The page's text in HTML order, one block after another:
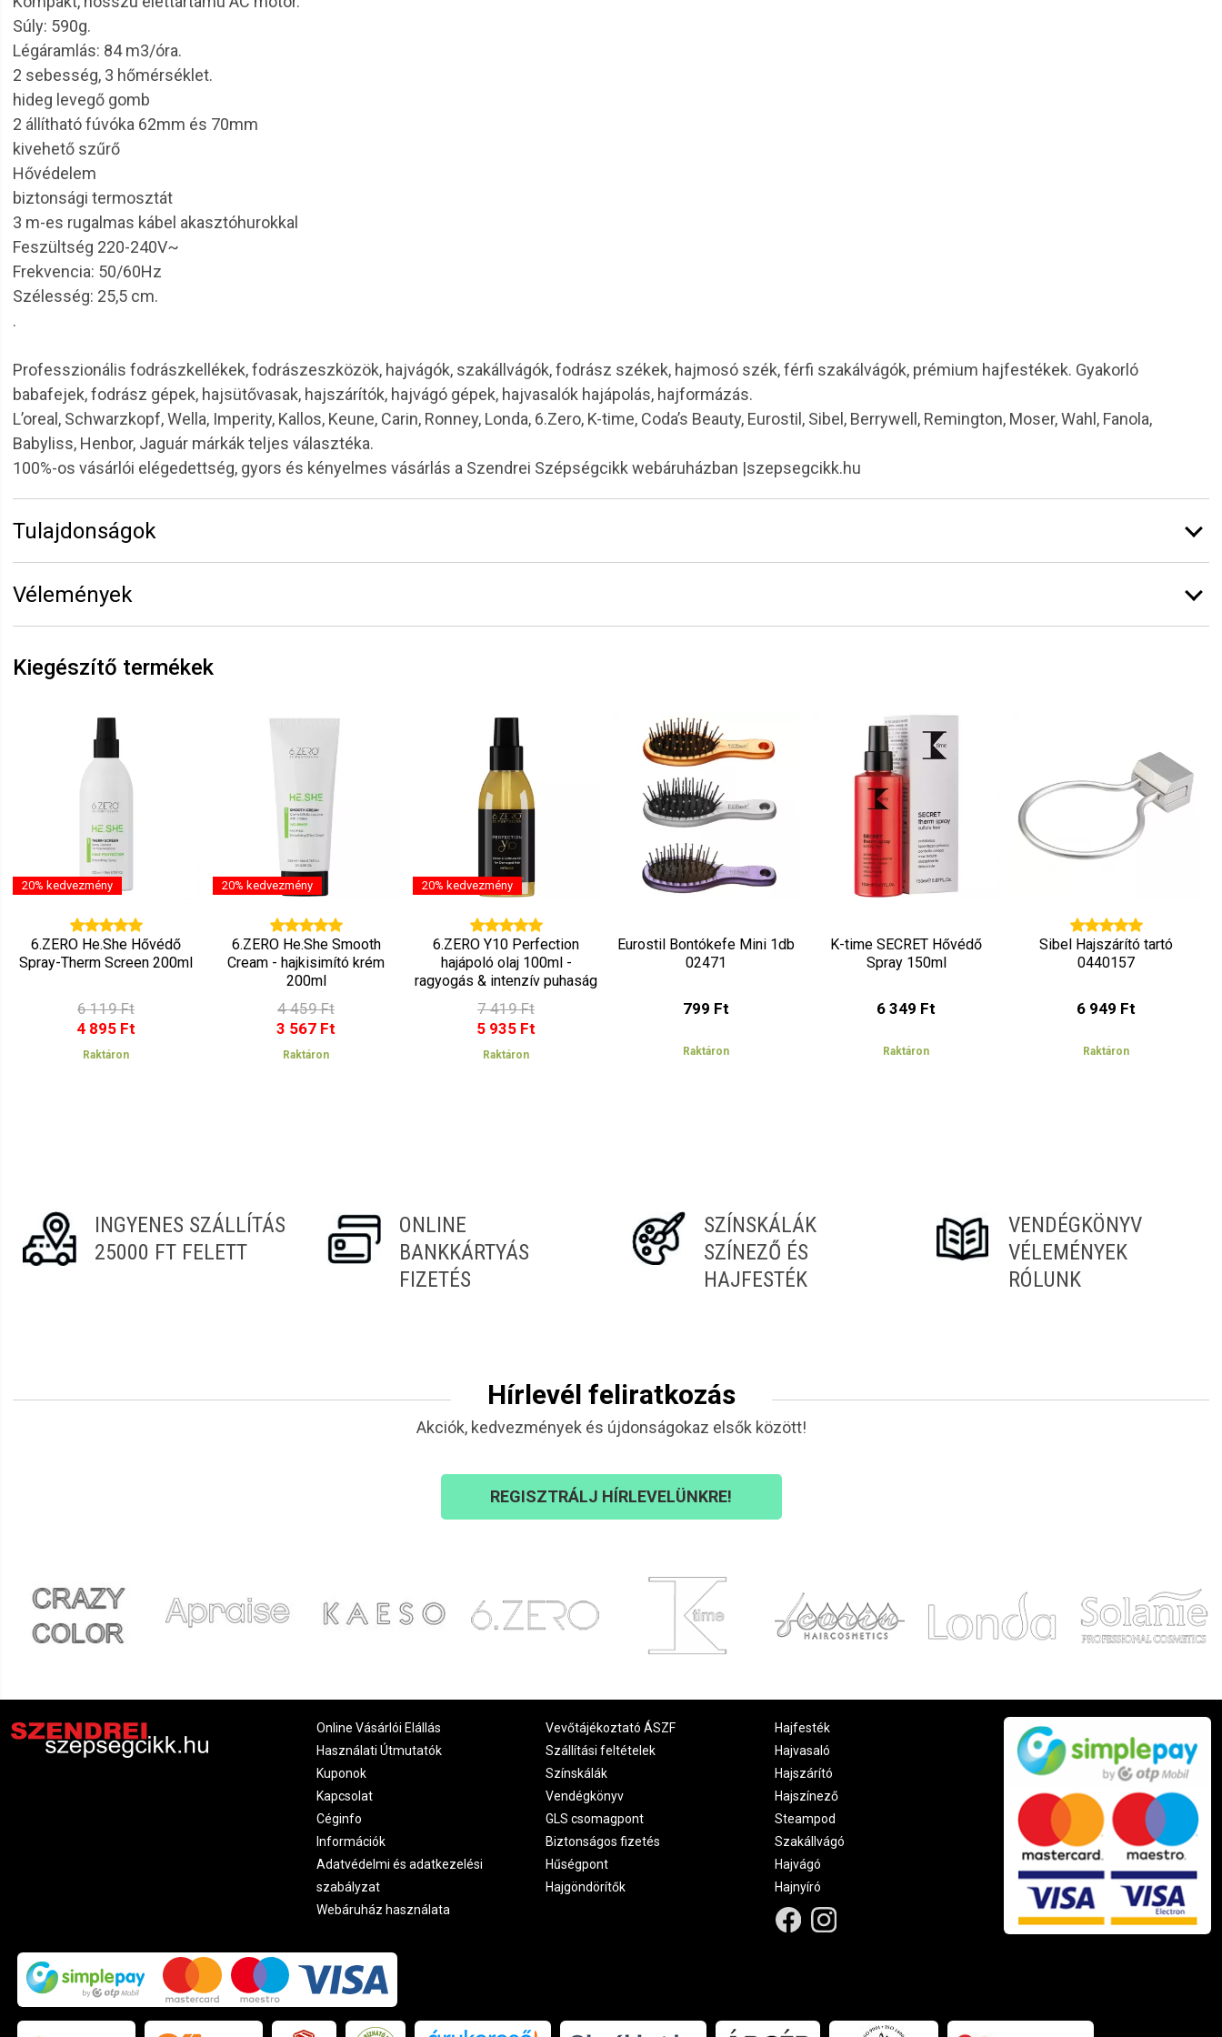
Súly: 590g.
Légáramlás: 84 m3/óra.
2 sebesség, 3 hőmérséklet.
hideg levegő gomb
2 állítható fúvóka 62mm és 70mm
kivehető szűrő
Hővédelem
biztonsági termosztát
3 m-es rugalmas kábel akasztóhurokkal
Feszültség 220-240V~
Frekvencia: 50/60Hz
Szélesség: 25,5 cm.
.
Professzionális fodrászkellékek, fodrászeszközök, hajvágók, szakállvágók, fodrász székek, hajmosó szék, férfi szakálvágók, prémium hajfestékek. Gyakorló
babafejek, fodrász gépek, hajsütővasak, hajszárítók, hajvágó gépek, hajvasalók hajápolás, hajformázás.
L’oreal, Schwarzkopf, Wella, Imperity, Kallos, Keune, Carin, Ronney, Londa, 6.Zero, K-time, Coda’s Beauty, Eurostil, Sibel, Berrywell, Remington, Moser, Wahl, Fanola,
Babyliss, Henbor, Jaguár márkák teljes választéka.
100%-os vásárlói elégedettség, gyors és kényelmes vásárlás a Szendrei Szépségcikk webáruházban |szepsegcikk.hu
Tulajdonságok
Vélemények
Vélemény írásáhozjelentkezz be
Kiegészítő termékek
20% kedvezmény
6.ZERO He.She Hővédő
Spray-Therm Screen 200ml
6 119 Ft
4 895 Ft
Raktáron
20% kedvezmény
6.ZERO He.She Smooth
Cream - hajkisimító krém
200ml
4 459 Ft
3 567 Ft
Raktáron
20% kedvezmény
6.ZERO Y10 Perfection
hajápoló olaj 100ml -
ragyogás & intenzív puhaság
7 419 Ft
5 935 Ft
Raktáron
Eurostil Bontókefe Mini 1db
02471
799 Ft
Raktáron
K-time SECRET Hővédő
Spray 150ml
6 349 Ft
Raktáron
Sibel Hajszárító tartó
0440157
6 949 Ft
Raktáron
INGYENES SZÁLLÍTÁS
25000 FT FELETT
ONLINE
BANKKÁRTYÁS
FIZETÉS
SZÍNSKÁLÁK
SZÍNEZŐ ÉS
HAJFESTÉK
VENDÉGKÖNYV
VÉLEMÉNYEK
RÓLUNK
Hírlevél feliratkozás
Akciók, kedvezmények és újdonságokaz elsők között!
REGISZTRÁLJ HÍRLEVELÜNKRE!
Online Vásárlói Elállás
Használati Útmutatók
Kuponok
Kapcsolat
Céginfo
Információk
Adatvédelmi és adatkezelési
szabályzat
Webáruház használata
Vevőtájékoztató ÁSZF
Szállítási feltételek
Színskálák
Vendégkönyv
GLS csomagpont
Biztonságos fizetés
Hűségpont
Hajgöndörítők
Hajfesték
Hajvasaló
Hajszárító
Hajszínező
Steampod
Szakállvágó
Hajvágó
Hajnyíró